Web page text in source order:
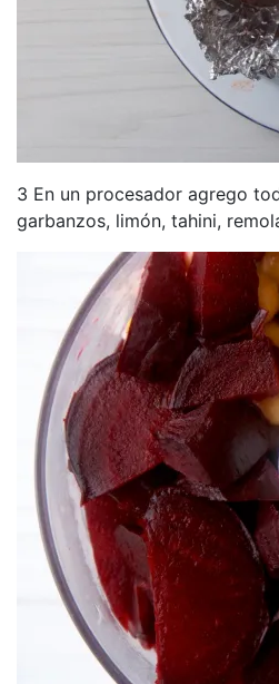
3 En un procesador agrego
garbanzos, limón, tahini,